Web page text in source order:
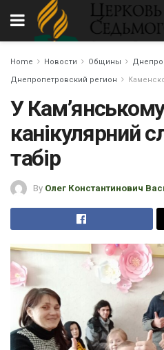
Home Новости Общины
Днепропетровский регион
У
канікулярний
табір
By Олег Константинович